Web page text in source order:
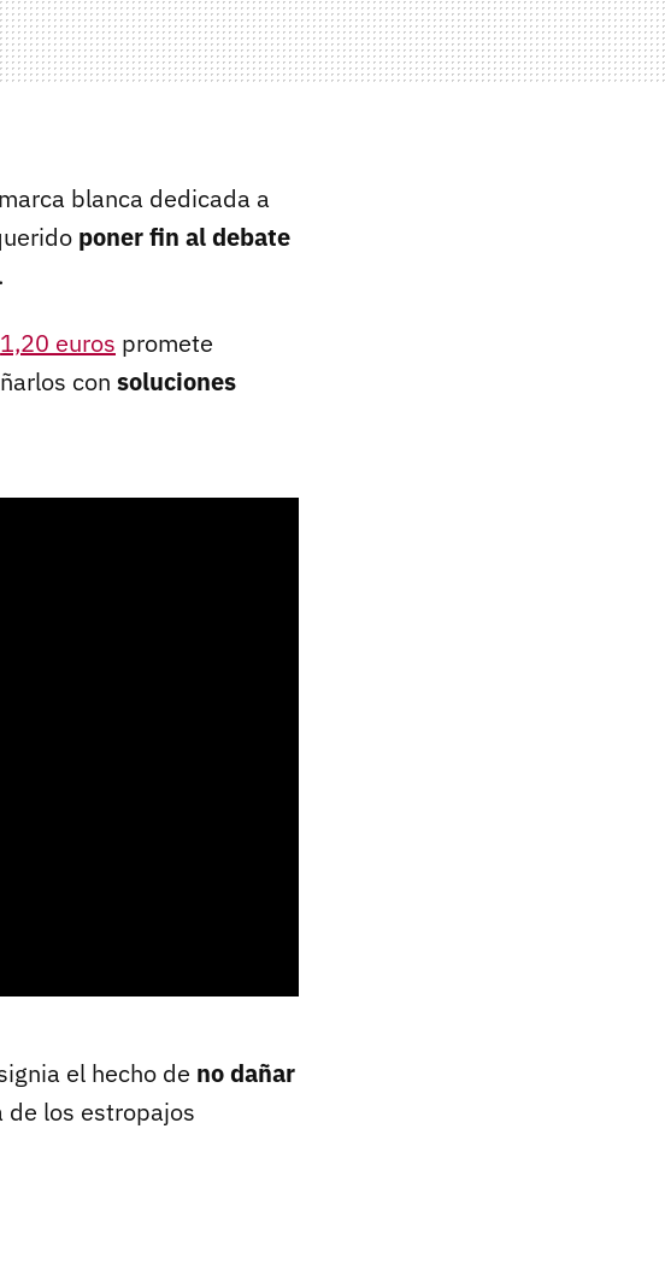
blanca dedicada a
poner fin al debate
1,20 euros promete
con soluciones
el hecho de no dañar
de los estropajos